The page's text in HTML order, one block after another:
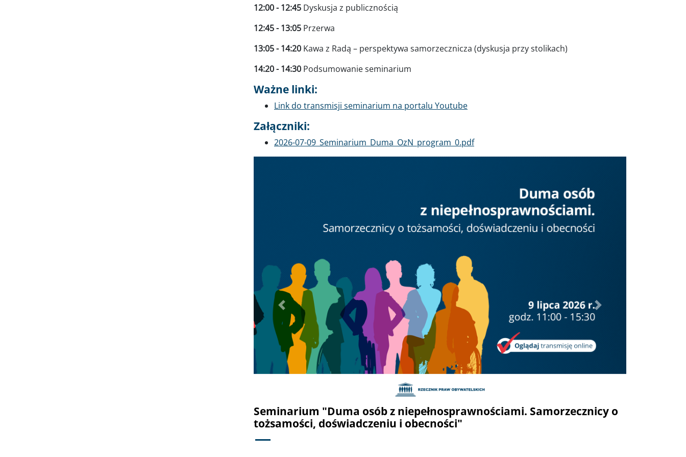
12:00 - 12:45 Dyskusja z publicznością
12:45 - 13:05 Przerwa
13:05 - 14:20 Kawa z Radą – perspektywa samorzecznicza (dyskusja przy stolikach)
14:20 - 14:30 Podsumowanie seminarium
Ważne linki:
Link do transmisji seminarium na portalu Youtube
Załączniki:
Dokument
2026-07-09_Seminarium_Duma_OzN_program_0.pdf
Seminarium "Duma osób z niepełnosprawnościami. Samorzecznicy o
tożsamości, doświadczeniu i obecności"
Poprzednie Dalej